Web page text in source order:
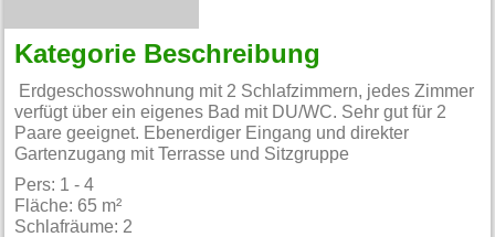
Kategorie Beschreibung
Erdgeschosswohnung mit 2 Schlafzimmern, jedes Zimmer
verfügt über ein eigenes Bad mit DU/WC. Sehr gut für 2
Paare geeignet. Ebenerdiger Eingang und direkter
Gartenzugang mit Terrasse und Sitzgruppe
Pers: 1 - 4
Fläche: 65 m²
Schlafräume: 2